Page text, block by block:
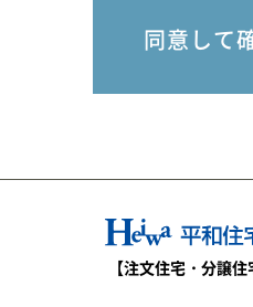
【注文住宅・分譲